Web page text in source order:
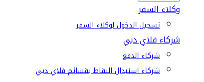
وكلاء السفر
تسجيل الدخول لوكلاء السفر
شركاء فلاي دبي
شركاء الدفع
شركاء استبدال النقاط بقسائم فلاي دبي